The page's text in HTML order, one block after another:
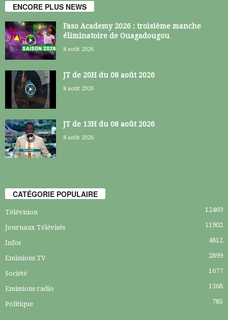
ENCORE PLUS NEWS
Faso Academy 2026 : troisième manche
éliminatoire de Ouagadougou
8 août 2026
JT de 20H du 08 août 2026
8 août 2026
JT de 13H du 08 août 2026
8 août 2026
CATÉGORIE POPULAIRE
Télévision 12469
Journaux Télévisés 11902
Infos 4812
Emissions TV 2899
Société 1677
Emissions radio 1368
Politique 785